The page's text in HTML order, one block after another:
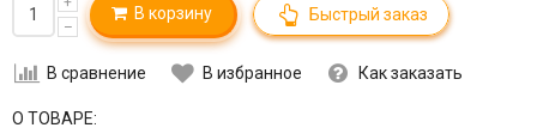
–
В корзину Быстрый заказ
В сравнение В избранное Как заказать
О ТОВАРЕ: